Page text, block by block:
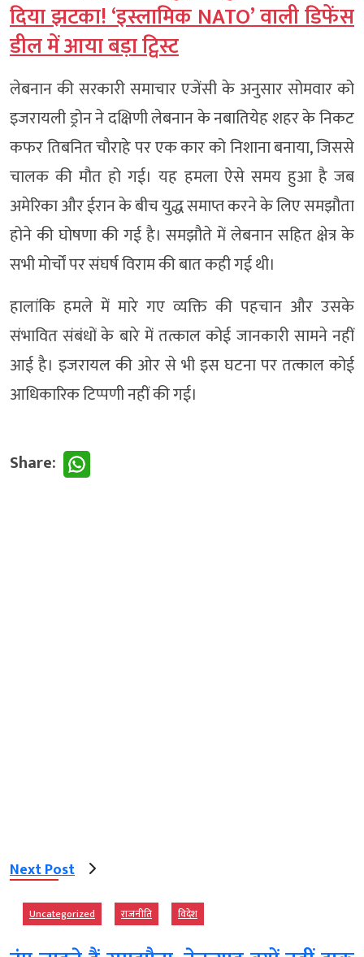
दिया झटका! ‘इस्लामिक NATO’ वाली डिफेंस
डील में आया बड़ा ट्विस्ट
लेबनान की सरकारी समाचार एजेंसी के अनुसार सोमवार को
इजरायली ड्रोन ने दक्षिणी लेबनान के नबातियेह शहर के निकट
कफर तिबनित चौराहे पर एक कार को निशाना बनाया, जिससे
चालक की मौत हो गई। यह हमला ऐसे समय हुआ है जब
अमेरिका और ईरान के बीच युद्ध समाप्त करने के लिए समझौता
होने की घोषणा की गई है। समझौते में लेबनान सहित क्षेत्र के
सभी मोर्चों पर संघर्ष विराम की बात कही गई थी।
हालांकि हमले में मारे गए व्यक्ति की पहचान और उसके
संभावित संबंधों के बारे में तत्काल कोई जानकारी सामने नहीं
आई है। इजरायल की ओर से भी इस घटना पर तत्काल कोई
आधिकारिक टिप्पणी नहीं की गई।
Share:
Next Post
Uncategorized राजनीति विदेश